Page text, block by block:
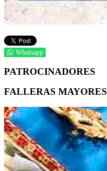
Whatsapp
PATROCINADORES
FALLERAS MAYORES